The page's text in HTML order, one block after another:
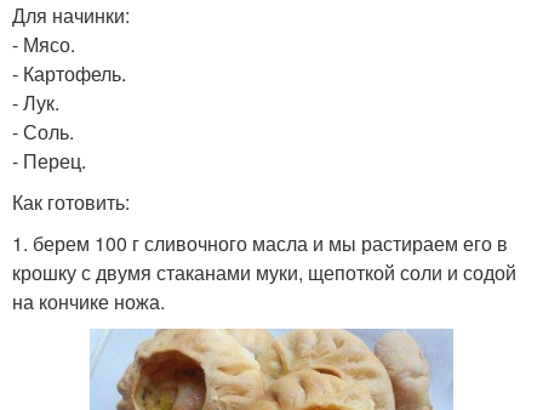
Для начинки:
- Мясо.
- Картофель.
- Лук.
- Соль.
- Перец.
Как готовить:
1. берем 100 г сливочного масла и мы растираем его в
крошку с двумя стаканами муки, щепоткой соли и содой
на кончике ножа.